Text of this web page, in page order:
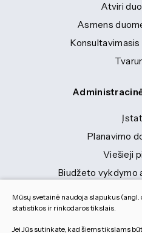
Atviri
Asmens
Planavimo
Viešieji
Biudžeto vykdymo
Finansinių
Tranybiniai
Lėšos
Mūsų svetainė naudoja slapukus (angl.
statistikos ir rinkodaros tikslais.
Jei Jūs sutinkate, kad šiems tikslams